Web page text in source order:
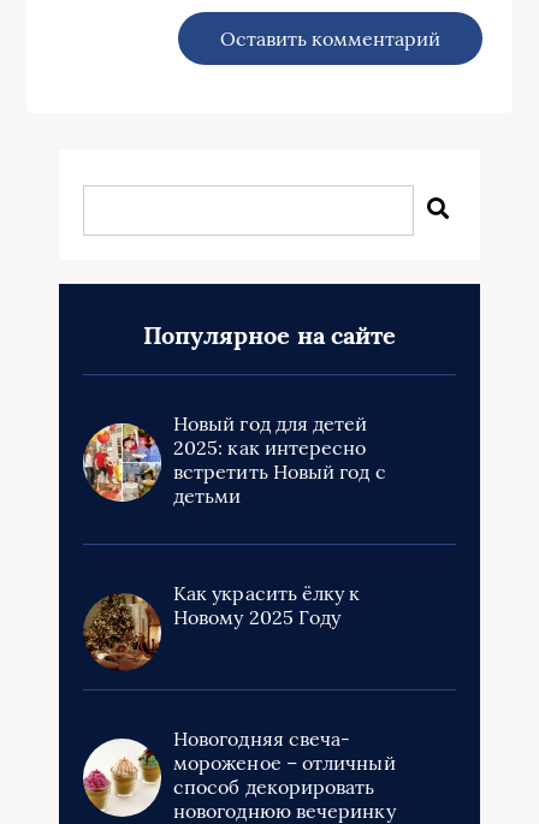
Популярное на сайте
Новый год для детей
2025: как интересно
встретить Новый год с
детьми
Как украсить ёлку к
Новому 2025 Году
Новогодняя свеча-
мороженое – отличный
способ декорировать
новогоднюю вечеринку